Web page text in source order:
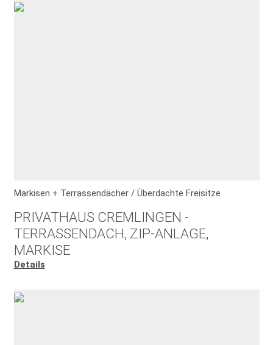
Markisen + Terrassendächer / Überdachte Freisitze
PRIVATHAUS CREMLINGEN -
TERRASSENDACH, ZIP-ANLAGE,
MARKISE
Details